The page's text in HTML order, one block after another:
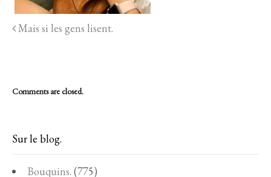
Mais si les gens lisent.
Comments are closed.
Sur le blog.
Bouquins. (775)